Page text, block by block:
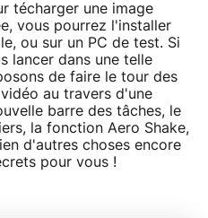
técharger une image
vous pourrez l'installer
ou sur un PC de test. Si
lancer dans une telle
de faire le tour des
au travers d'une
barre des tâches, le
la fonction Aero Shake,
d'autres choses encore
pour vous !